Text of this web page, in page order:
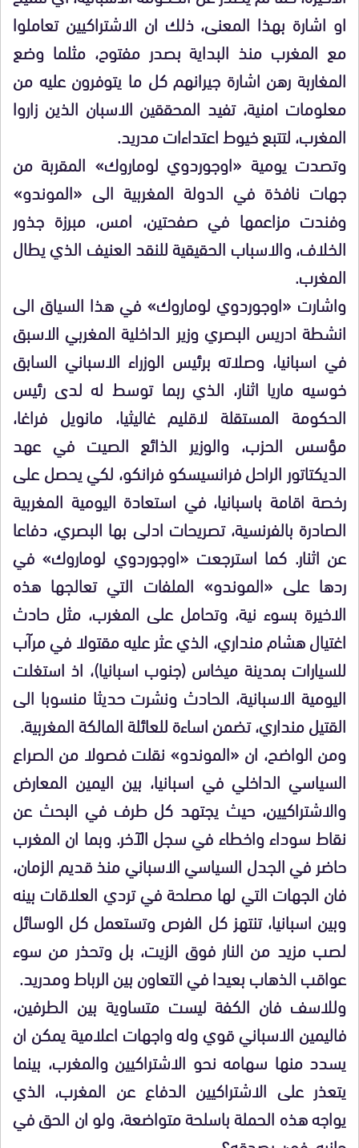
او اشارة بهذا المعنى، ذلك ان الاشتراكيين تعاملوا
مع المغرب منذ البداية بصدر مفتوح، مثلما وضع
المغاربة رهن اشارة جيرانهم كل ما يتوفرون عليه من
معلومات امنية، تفيد المحققين الاسبان الذين زاروا
المغرب، لتتبع خيوط اعتداءات مدريد.
وتصدت يومية «اوجوردوي لوماروك» المقربة من
جهات نافذة في الدولة المغربية الى «الموندو»
وفندت مزاعمها في صفحتين، امس، مبرزة جذور
الخلاف، والاسباب الحقيقية للنقد العنيف الذي يطال
المغرب.
واشارت «اوجوردوي لوماروك» في هذا السياق الى
انشطة ادريس البصري وزير الداخلية المغربي الاسبق
في اسبانيا، وصلاته برئيس الوزراء الاسباني السابق
خوسيه ماريا اثنار، الذي ربما توسط له لدى رئيس
الحكومة المستقلة لاقليم غاليثيا، مانويل فراغا،
مؤسس الحزب، والوزير الذائع الصيت في عهد
الديكتاتور الراحل فرانسيسكو فرانكو، لكي يحصل على
رخصة اقامة باسبانيا، في استعادة اليومية المغربية
الصادرة بالفرنسية، تصريحات ادلى بها البصري، دفاعا
عن اثنار. كما استرجعت «اوجوردوي لوماروك» في
ردها على «الموندو» الملفات التي تعالجها هذه
الاخيرة بسوء نية، وتحامل على المغرب، مثل حادث
اغتيال هشام منداري، الذي عثر عليه مقتولا في مرآب
للسيارات بمدينة ميخاس (جنوب اسبانيا)، اذ استغلت
اليومية الاسبانية، الحادث ونشرت حديثا منسوبا الى
القتيل منداري، تضمن اساءة للعائلة المالكة المغربية.
ومن الواضح، ان «الموندو» نقلت فصولا من الصراع
السياسي الداخلي في اسبانيا، بين اليمين المعارض
والاشتراكيين، حيث يجتهد كل طرف في البحث عن
نقاط سوداء واخطاء في سجل الآخر. وبما ان المغرب
حاضر في الجدل السياسي الاسباني منذ قديم الزمان،
فان الجهات التي لها مصلحة في تردي العلاقات بينه
وبين اسبانيا، تنتهز كل الفرص وتستعمل كل الوسائل
لصب مزيد من النار فوق الزيت، بل وتحذر من سوء
عواقب الذهاب بعيدا في التعاون بين الرباط ومدريد.
وللاسف فان الكفة ليست متساوية بين الطرفين،
فاليمين الاسباني قوي وله واجهات اعلامية يمكن ان
يسدد منها سهامه نحو الاشتراكيين والمغرب، بينما
يتعذر على الاشتراكيين الدفاع عن المغرب، الذي
يواجه هذه الحملة باسلحة متواضعة، ولو ان الحق في